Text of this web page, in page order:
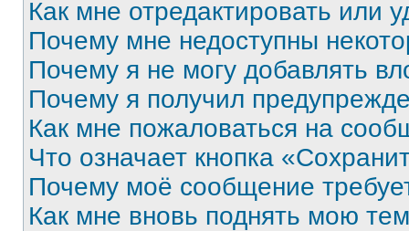
Как мне отредактировать или
Почему мне недоступны
Почему я не могу добавлять
Почему я получил
Как мне пожаловаться на
Что означает кнопка
Почему моё сообщение
Как мне вновь поднять мою